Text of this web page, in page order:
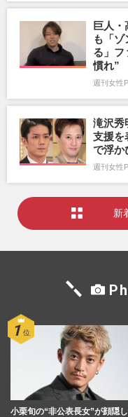
巨人
も「ゾ
る」フ
慣れ”
週刊女性
滝沢秀
支援を
で浮か
週刊女性
新
小栗旬の“非公表長女”が顔隠